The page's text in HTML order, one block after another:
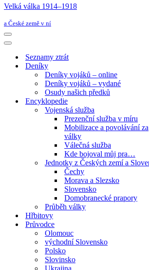
Velká válka 1914–⁠⁠⁠⁠⁠⁠1918
a České země v ní
Navigační
menu
Navigační
Seznamy ztrát
Deníky
Deníky vojáků – online
Deníky vojáků – vydané
Osudy našich předků
Encyklopedie
Vojenská služba
Prezenční služba v míru
Mobilizace a povolávání za
války
Válečná služba
Kde bojoval můj pra…
Jednotky z Českých zemí a
Čechy
Morava a Slezsko
Slovensko
Domobranecké prapory
Průběh války
Hřbitovy
Průvodce
Olomouc
východní Slovensko
Polsko
Slovinsko
Ukrajina